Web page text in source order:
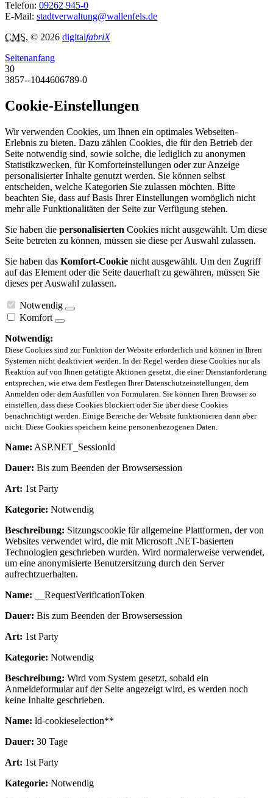
Telefon: 09262 945-0
E-Mail: stadtverwaltung@wallenfels.de
CMS, © 2026 digitalfabriX
Seitenanfang
30
3857--1044606789-0
Cookie-Einstellungen
Wir verwenden Cookies, um Ihnen ein optimales Webseiten-
Erlebnis zu bieten. Dazu zählen Cookies, die für den Betrieb der
Seite notwendig sind, sowie solche, die lediglich zu anonymen
Statistikzwecken, für Komforteinstellungen oder zur Anzeige
personalisierter Inhalte genutzt werden. Sie können selbst
entscheiden, welche Kategorien Sie zulassen möchten. Bitte
beachten Sie, dass auf Basis Ihrer Einstellungen womöglich nicht
mehr alle Funktionalitäten der Seite zur Verfügung stehen.
Sie haben die personalisierten Cookies nicht ausgewählt. Um diese
Seite betreten zu können, müssen sie diese per Auswahl zulassen.
Sie haben das Komfort-Cookie nicht ausgewählt. Um den Zugriff
auf das Element oder die Seite dauerhaft zu gewähren, müssen Sie
dieses per Auswahl zulassen.
Notwendig
Komfort
Notwendig:
Diese Cookies sind zur Funktion der Website erforderlich und können in Ihren
Systemen nicht deaktiviert werden. In der Regel werden diese Cookies nur als
Reaktion auf von Ihnen getätigte Aktionen gesetzt, die einer Dienstanforderung
entsprechen, wie etwa dem Festlegen Ihrer Datenschutzeinstellungen, dem
Anmelden oder dem Ausfüllen von Formularen. Sie können Ihren Browser so
einstellen, dass diese Cookies blockiert oder Sie über diese Cookies
benachrichtigt werden. Einige Bereiche der Website funktionieren dann aber
nicht. Diese Cookies speichern keine personenbezogenen Daten.
Name: ASP.NET_SessionId
Dauer: Bis zum Beenden der Browsersession
Art: 1st Party
Kategorie: Notwendig
Beschreibung: Sitzungscookie für allgemeine Plattformen, der von
Websites verwendet wird, die mit Microsoft .NET-basierten
Technologien geschrieben wurden. Wird normalerweise verwendet,
um eine anonymisierte Benutzersitzung durch den Server
aufrechtzuerhalten.
Name: __RequestVerificationToken
Dauer: Bis zum Beenden der Browsersession
Art: 1st Party
Kategorie: Notwendig
Beschreibung: Wird vom System gesetzt, sobald ein
Anmeldeformular auf der Seite angezeigt wird, es werden noch
keine Inhalte geschrieben.
Name: ld-cookieselection**
Dauer: 30 Tage
Art: 1st Party
Kategorie: Notwendig